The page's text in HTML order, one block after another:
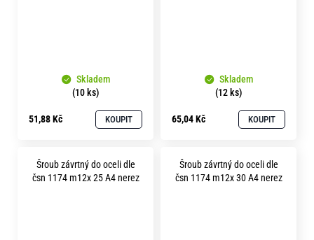
Skladem
(10 ks)
51,88 Kč KOUPIT
Skladem
(12 ks)
65,04 Kč KOUPIT
Šroub závrtný do oceli dle
čsn 1174 m12x 25 A4 nerez
Šroub závrtný do oceli dle
čsn 1174 m12x 30 A4 nerez